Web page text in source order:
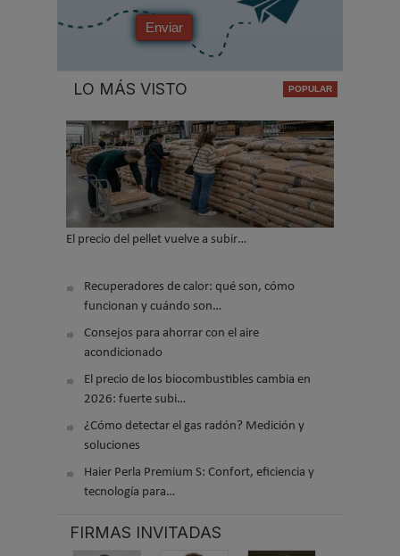
Enviar
LO MÁS VISTO
El precio del pellet vuelve a subir…
Recuperadores de calor: qué son, cómo
funcionan y cuándo son…
Consejos para ahorrar con el aire
acondicionado
El precio de los biocombustibles cambia en
2026: fuerte subi…
¿Cómo detectar el gas radón? Medición y
soluciones
Haier Perla Premium S: Confort, eficiencia y
tecnología para…
FIRMAS INVITADAS